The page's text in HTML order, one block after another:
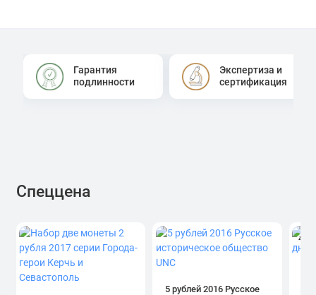
Гарантия
подлинности
Экспертиза и
сертификация
Спеццена
5 рублей 2016 Русское
4.0